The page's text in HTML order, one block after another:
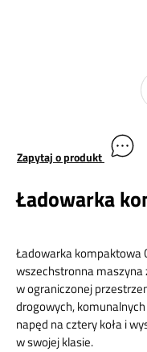
Zapytaj o produkt
Ładowarka
Ładowarka kompaktowa
wszechstronna
w ograniczonej
drogowych,
napęd na cztery koła i
w swojej klasie.